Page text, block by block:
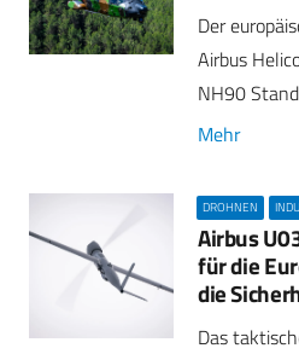
Der
Airbus
NH90
Mehr
DROHNEN
Airbus
für die
die
Das